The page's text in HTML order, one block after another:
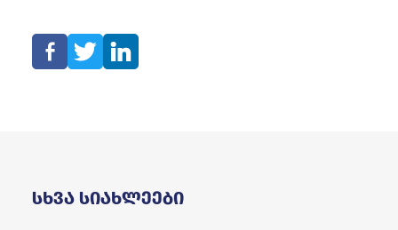
Სხვა Სიახლეები